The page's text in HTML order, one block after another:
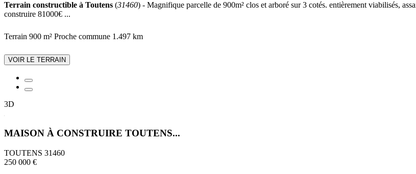
Terrain constructible à Toutens (31460) - Magnifique parcelle de 900m² clos et arboré sur 3 cotés. entièrement viabilisés,
construire 81000€ ...
Terrain 900 m² Proche commune 1.497 km
VOIR LE TERRAIN
3D
MAISON À CONSTRUIRE TOUTENS...
TOUTENS 31460
250 000 €